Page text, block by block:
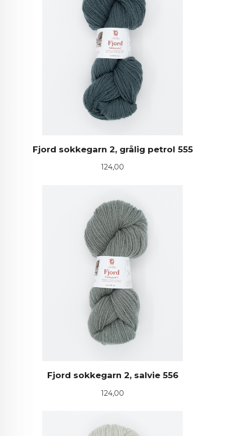
Fjord sokkegarn 2, grålig petrol 555
Pris
124,00
Fjord sokkegarn 2, salvie 556
Pris
124,00